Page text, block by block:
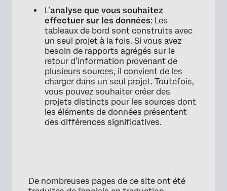
L’analyse que vous souhaitez
effectuer sur les données: Les
tableaux de bord sont construits avec
un seul projet à la fois. Si vous avez
besoin de rapports agrégés sur le
retour d’information provenant de
plusieurs sources, il convient de les
charger dans un seul projet. Toutefois,
vous pouvez souhaiter créer des
projets distincts pour les sources dont
les éléments de données présentent
des différences significatives.
De nombreuses pages de ce site ont été